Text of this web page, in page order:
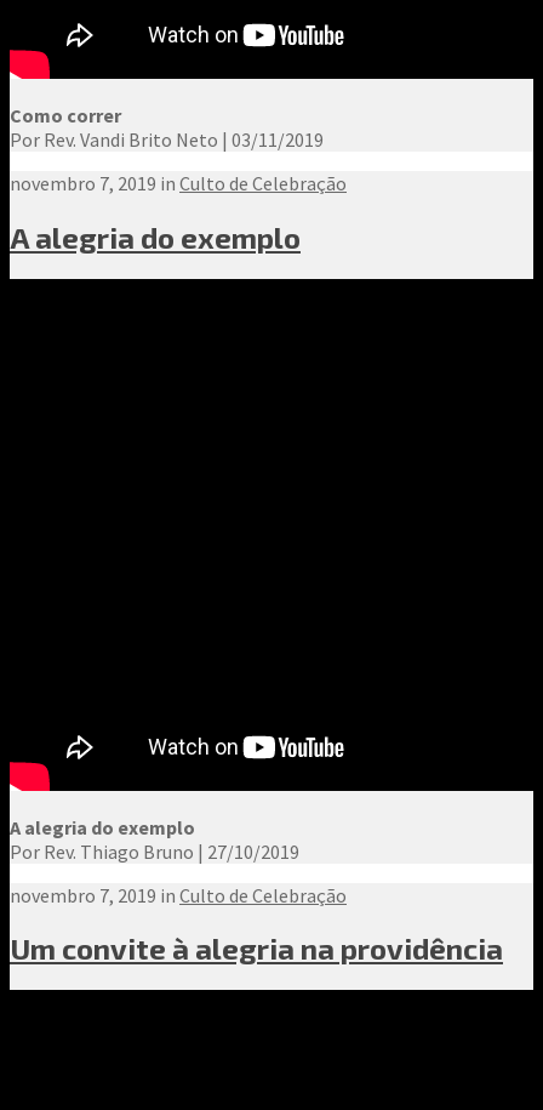
Como correr
Por Rev. Vandi Brito Neto | 03/11/2019
novembro 7, 2019 in Culto de Celebração
A alegria do exemplo
A alegria do exemplo
Por Rev. Thiago Bruno | 27/10/2019
novembro 7, 2019 in Culto de Celebração
Um convite à alegria na providência